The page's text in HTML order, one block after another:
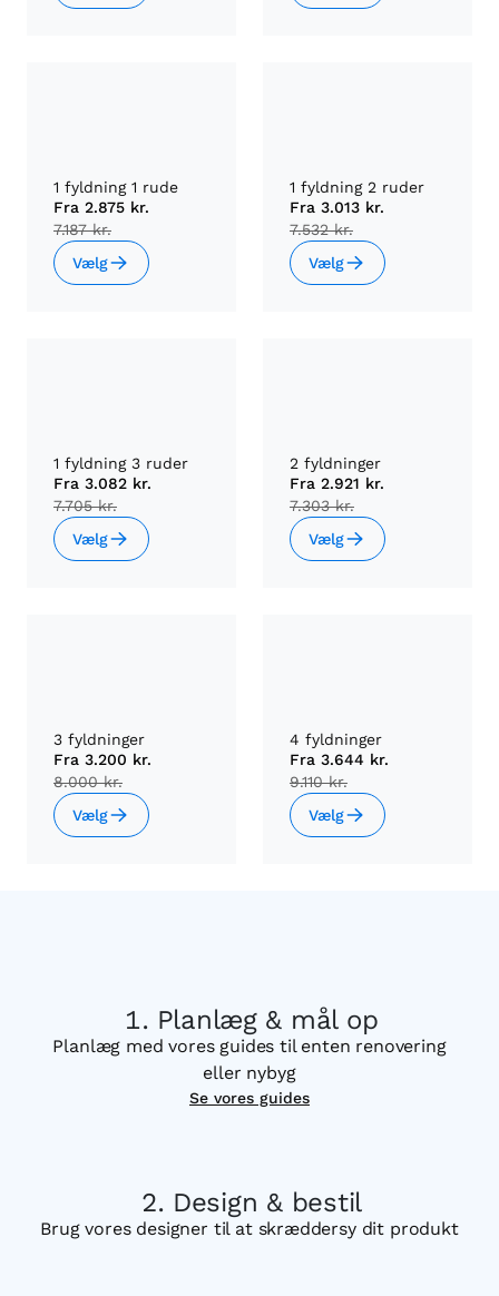
1 fyldning 1 rude
Fra 2.875 kr.
7.187 kr.
Vælg
1 fyldning 2 ruder
Fra 3.013 kr.
7.532 kr.
Vælg
1 fyldning 3 ruder
Fra 3.082 kr.
7.705 kr.
Vælg
2 fyldninger
Fra 2.921 kr.
7.303 kr.
Vælg
3 fyldninger
Fra 3.200 kr.
8.000 kr.
Vælg
4 fyldninger
Fra 3.644 kr.
9.110 kr.
Vælg
Planlæg & mål op
Planlæg med vores guides til enten renovering
eller nybyg
Se vores guides
Design & bestil
Brug vores designer til at skræddersy dit produkt